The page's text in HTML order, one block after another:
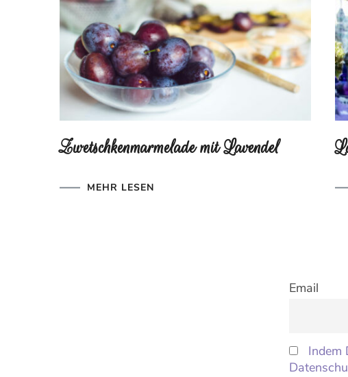
Zwetschkenmarmelade mit Lavendel
MEHR LESEN
Email
Indem